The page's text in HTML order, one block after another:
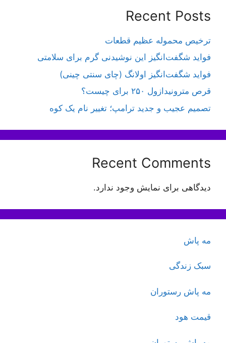
Recent Posts
ترخیص محموله عظیم قطعات
فواید شگفت‌انگیز این نوشیدنی گرم برای سلامتی
فواید شگفت‌انگیز اولانگ (چای سنتی چینی)
قرص مترونیدازول ۲۵۰ برای چیست؟
تصمیم عجیب و جدید ترامپ؛ تغییر نام یک کوه
Recent Comments
دیدگاهی برای نمایش وجود ندارد.
مه پاش
سبک زندگی
مه پاش رستوران
قیمت هود